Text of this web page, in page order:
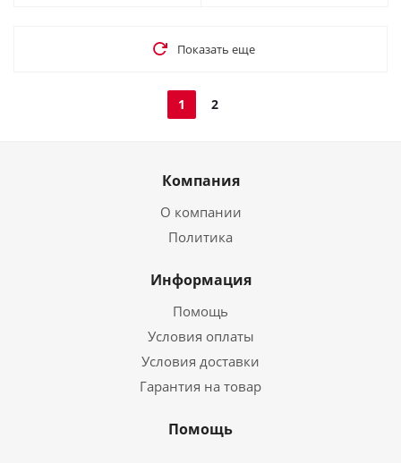
Показать еще
1 2
Компания
О компании
Политика
Информация
Помощь
Условия оплаты
Условия доставки
Гарантия на товар
Помощь